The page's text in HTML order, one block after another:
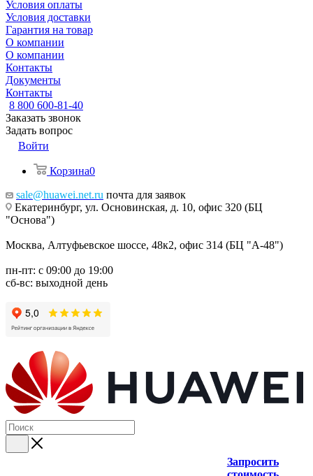
Условия оплаты
Условия доставки
Гарантия на товар
О компании
О компании
Контакты
Документы
Контакты
8 800 600-81-40
Заказать звонок
Задать вопрос
Войти
Корзина0
sale@huawei.net.ru почта для заявок
Екатеринбург, ул. Основинская, д. 10, офис 320 (БЦ
"Основа")
Москва, Алтуфьевское шоссе, 48к2, офис 314 (БЦ "А-48")
пн-пт: с 09:00 до 19:00
сб-вс: выходной день
Запросить